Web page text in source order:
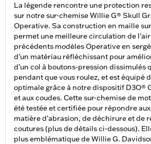
La légende rencontre une protection
sur notre sur-chemise Willie G® Skull
Operative. Sa construction en maille
permet une meilleure circulation de
précédents modèles Operative en
d’un matériau réfléchissant pour
d’un col à boutons-pression dissimulés
pendant que vous roulez, et est équipé
optimale grâce à notre dispositif D3O®
et aux coudes. Cette sur-chemise de
été testée et certifiée pour répondre
matière d’abrasion, de déchirure et de
coutures (plus de détails ci-dessous).
plus emblématique de Willie G.